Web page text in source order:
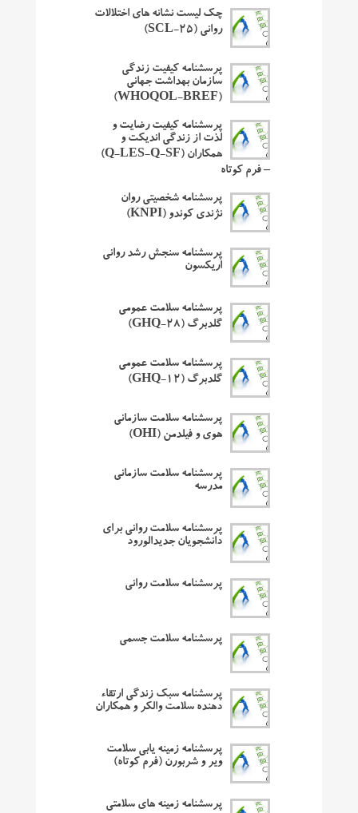
چک لیست نشانه های اختلالات
روانی (SCL-25)
پرسشنامه کیفیت زندگی
سازمان بهداشت جهانی
(WHOQOL-BREF)
پرسشنامه کیفیت رضایت و
لذت از زندگی اندیکت و
همکاران (Q-LES-Q-SF)
– فرم کوتاه
پرسشنامه شخصیتی روان
نژندی کوندو (KNPI)
پرسشنامه سنجش رشد روانی
اریکسون
پرسشنامه سلامت عمومی
گلدبرگ (GHQ-28)
پرسشنامه سلامت عمومی
گلدبرگ (GHQ-12)
پرسشنامه سلامت سازمانی
هوی و فیلدمن (OHI)
پرسشنامه سلامت سازمانی
مدرسه
پرسشنامه سلامت روانی برای
دانشجویان جدیدالورود
پرسشنامه سلامت روانی
پرسشنامه سلامت جسمی
پرسشنامه سبک زندگی ارتقاء
دهنده سلامت والکر و همکاران
پرسشنامه زمینه یابی سلامت
ویر و شربورن (فرم کوتاه)
پرسشنامه زمینه های سلامتی